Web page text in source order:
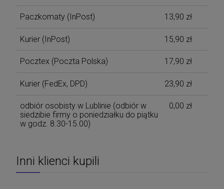
Paczkomaty (InPost) 13,90 zł
Kurier (InPost) 15,90 zł
Pocztex (Poczta Polska) 17,90 zł
Kurier (FedEx, DPD) 23,90 zł
odbiór osobisty w Lublinie (odbiór w
siedzibie firmy o poniedziałku do piątku
w godz. 8.30-15.00)
0,00 zł
Inni klienci kupili